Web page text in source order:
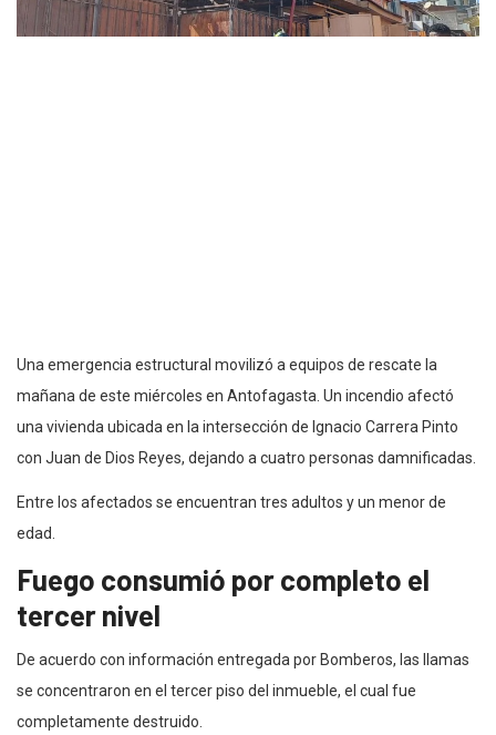
Una emergencia estructural movilizó a equipos de rescate la
mañana de este miércoles en Antofagasta. Un incendio afectó
una vivienda ubicada en la intersección de Ignacio Carrera Pinto
con Juan de Dios Reyes, dejando a cuatro personas damnificadas.
Entre los afectados se encuentran tres adultos y un menor de
edad.
Fuego consumió por completo el
tercer nivel
De acuerdo con información entregada por Bomberos, las llamas
se concentraron en el tercer piso del inmueble, el cual fue
completamente destruido.